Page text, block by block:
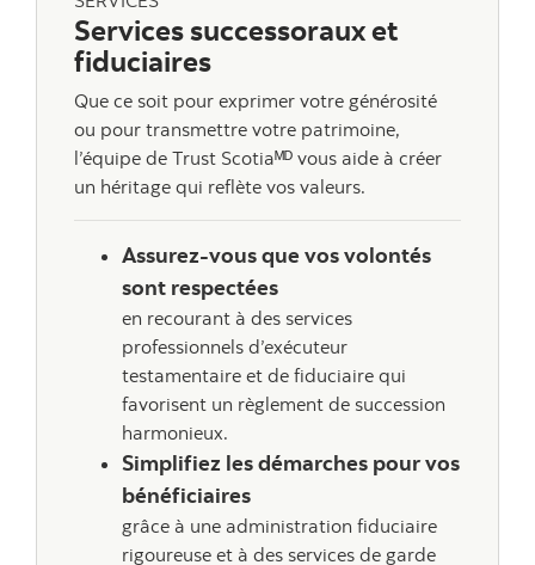
Services successoraux et
fiduciaires
Que ce soit pour exprimer votre générosité
ou pour transmettre votre patrimoine,
l’équipe de Trust Scotiaᴹᴰ vous aide à créer
un héritage qui reflète vos valeurs.
Assurez-vous que vos volontés
sont respectées
en recourant à des services
professionnels d’exécuteur
testamentaire et de fiduciaire qui
favorisent un règlement de succession
harmonieux.
Simplifiez les démarches pour vos
bénéficiaires
grâce à une administration fiduciaire
rigoureuse et à des services de garde